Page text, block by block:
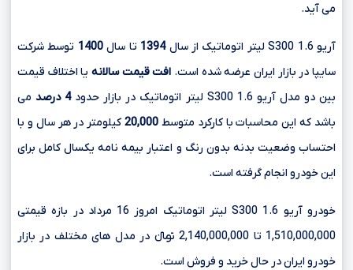
می آید.
آریو S300 1.6 لیتر اتوماتیک از سال 1394 تا سال1400 توسط شرکت
سایپا در بازار ایران عرضه شده است. افت قیمت سالانه یا اختلاف قیمت
بین دو مدل آریو S300 1.6 لیتر اتوماتیک در بازار حدود
4 درصد
می
باشد که این محاسبات با کارکرد متوسط 20,000کیلومتر در هر سال و با
احتساب وضعیت بدنه بدون رنگ و اعتبار بیمه نامه یکسال کامل برای
این خودرو انجام گرفته است.
خودرو آریو S300 1.6 لیتر اتوماتیک امروز 16 مرداد در بازه قیمتی
1,510,000,000 تا 2,140,000,000 تومانءءء در مدل های مختلف در بازار
خودرو ایران در حال خرید و فروش است.